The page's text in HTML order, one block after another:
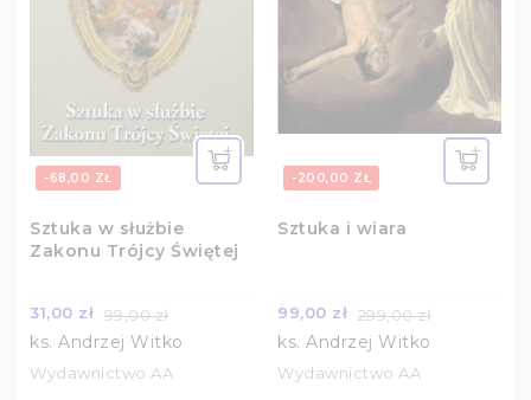
-68,00 ZŁ
Sztuka w służbie
Zakonu Trójcy Świętej
31,00 zł 99,00 zł
ks. Andrzej Witko
Wydawnictwo AA
-200,00 ZŁ
Sztuka i wiara
99,00 zł 299,00 zł
ks. Andrzej Witko
Wydawnictwo AA